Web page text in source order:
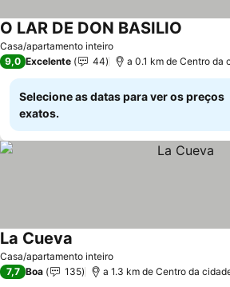
Casa/apartamento inteiro
O LAR DE DON BASILIO
9,0 Excelente 44 a 0.1 km de Centro da
Selecione as datas para ver os preços
exatos.
Casa/apartamento inteiro
La Cueva
7,7 Boa 135 a 1.3 km de Centro da